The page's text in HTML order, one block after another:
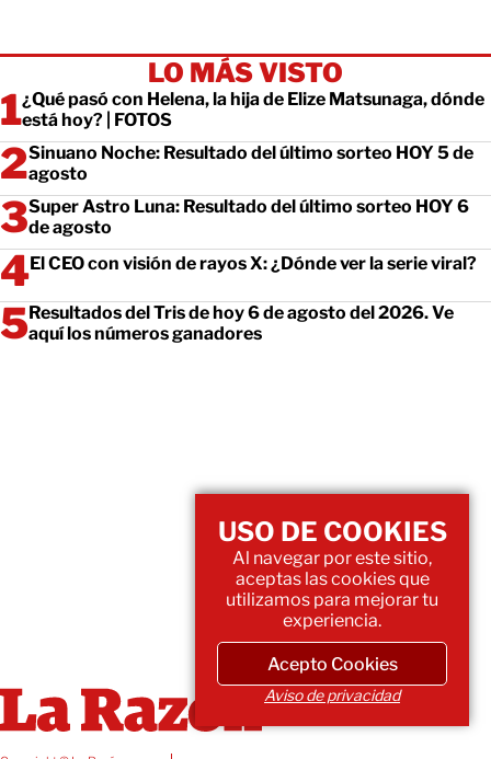
LO MÁS VISTO
¿Qué pasó con Helena, la hija de Elize Matsunaga, dónde
está hoy? | FOTOS
Sinuano Noche: Resultado del último sorteo HOY 5 de
agosto
Super Astro Luna: Resultado del último sorteo HOY 6
de agosto
El CEO con visión de rayos X: ¿Dónde ver la serie viral?
Resultados del Tris de hoy 6 de agosto del 2026. Ve
aquí los números ganadores
USO DE COOKIES
Al navegar por este sitio,
aceptas las cookies que
utilizamos para mejorar tu
experiencia.
Acepto Cookies
Aviso de privacidad